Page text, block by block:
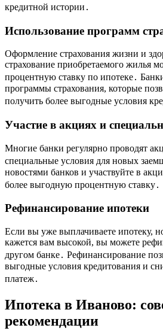
кредитной истории․
Использование программ
Оформление страхования жизни и
страхование приобретаемого жилья
процентную ставку по ипотеке․
программы страхования, которые
получить более выгодные условия
Участие в акциях и
Многие банки регулярно проводят
специальные условия для новых
новостями банков и участвуйте в
более выгодную процентную ставку․
Рефинансирование ипотеки
Если вы уже выплачиваете ипотеку,
кажется вам высокой, вы можете
другом банке․ Рефинансирование
выгодные условия кредитования и
платеж․
Ипотека в Иваново:
рекомендации